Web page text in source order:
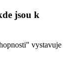
jsou k
vystavuje